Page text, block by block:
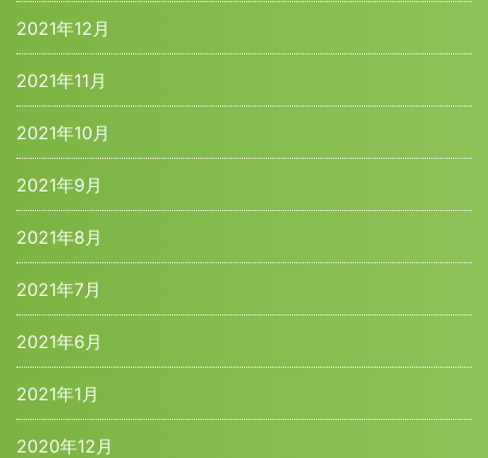
2021年12月
2021年11月
2021年10月
2021年9月
2021年8月
2021年7月
2021年6月
2021年1月
2020年12月